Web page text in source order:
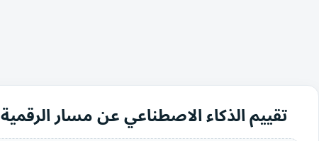
تقييم الذكاء الاصطناعي عن مسار الرقمية